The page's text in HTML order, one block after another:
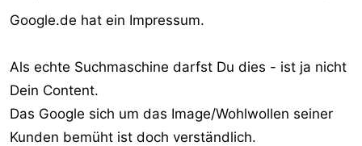
Google.de hat ein Impressum.
Als echte Suchmaschine darfst Du dies - ist ja nicht
Dein Content.
Das Google sich um das Image/Wohlwollen seiner
Kunden bemüht ist doch verständlich.